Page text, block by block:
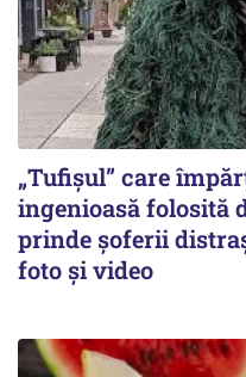
„Tufișul” care
ingenioasă folosită
prinde șoferii
foto și video